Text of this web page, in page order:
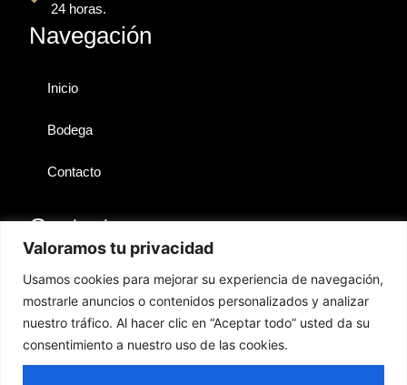
Valoramos tu privacidad
Usamos cookies para mejorar su experiencia de navegación,
mostrarle anuncios o contenidos personalizados y analizar
nuestro tráfico. Al hacer clic en “Aceptar todo” usted da su
consentimiento a nuestro uso de las cookies.
24 horas.
Navegación
Inicio
Bodega
Contacto
Contactos
hola@territoriosibarita.com
+34 676 361 778
GESTIÓN
PRODUCTOS